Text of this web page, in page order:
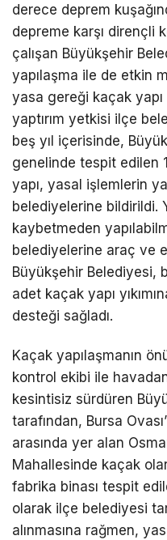
derece deprem
depreme karşı dirençli
çalışan Büyükşehir
yapılaşma ile de etkin
yasa gereği kaçak
yaptırım yetkisi ilçe
beş yıl içerisinde,
genelinde tespit edilen
yapı, yasal işlemlerin
belediyelerine bildirildi.
kaybetmeden
belediyelerine araç ve
Büyükşehir Belediyesi,
adet kaçak yapı
desteği sağladı.
Kaçak yapılaşmanın
kontrol ekibi ile
kesintisiz sürdüren
tarafından, Bursa
arasında yer alan
Mahallesinde kaçak
fabrika binası tespit
olarak ilçe belediyesi
alınmasına rağmen,